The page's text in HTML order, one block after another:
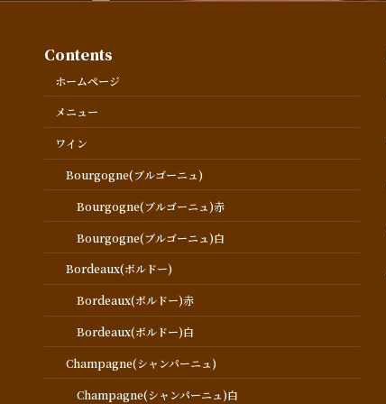
Contents
ホームページ
メニュー
ワイン
Bourgogne(ブルゴーニュ)
Bourgogne(ブルゴーニュ)赤
Bourgogne(ブルゴーニュ)白
Bordeaux(ボルドー)
Bordeaux(ボルドー)赤
Bordeaux(ボルドー)白
Champagne(シャンパーニュ)
Champagne(シャンパーニュ)白